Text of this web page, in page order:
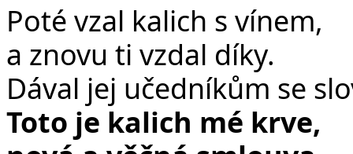
Poté vzal kalich s vínem,
a znovu ti vzdal díky.
Dával jej učedníkům se
Toto je kalich mé krve,